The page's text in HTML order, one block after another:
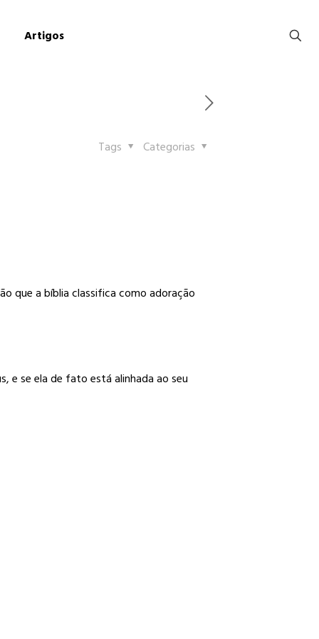
Artigos
Categorias
Tags
que a bíblia classifica como adoração
e se ela de fato está alinhada ao seu